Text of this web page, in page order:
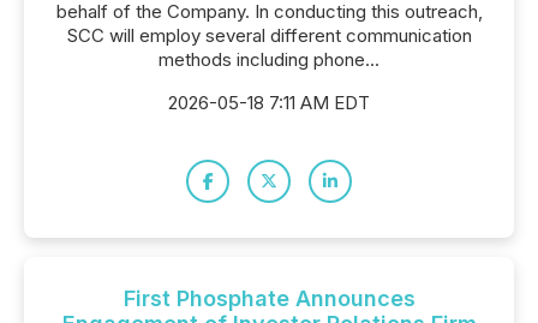
behalf of the Company. In conducting this outreach,
SCC will employ several different communication
methods including phone...
2026-05-18 7:11 AM EDT
First Phosphate Announces